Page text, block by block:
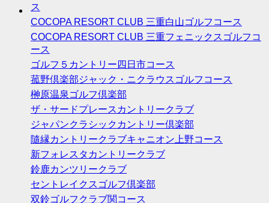
ス
COCOPA RESORT CLUB 三重白山ゴルフコース
COCOPA RESORT CLUB 三重フェニックスゴルフコ
ース
ゴルフ５カントリー四日市コース
菰野倶楽部ジャック・ニクラウスゴルフコース
榊原温泉ゴルフ倶楽部
ザ・サードプレースカントリークラブ
ジャパンクラシックカントリー倶楽部
隨縁カントリークラブキャニオン上野コース
新フォレスタカントリークラブ
鈴鹿カンツリークラブ
セントレイクスゴルフ倶楽部
双鈴ゴルフクラブ関コース